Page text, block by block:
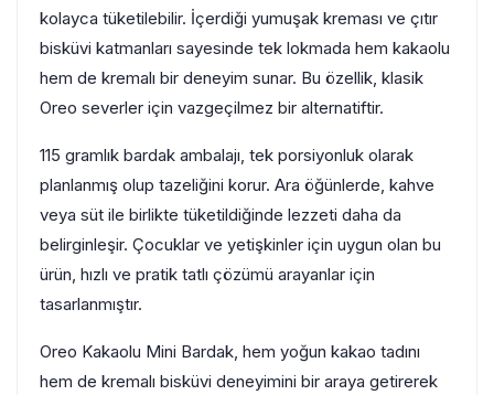
kolayca tüketilebilir. İçerdiği yumuşak kreması ve çıtır
bisküvi katmanları sayesinde tek lokmada hem kakaolu
hem de kremalı bir deneyim sunar. Bu özellik, klasik
Oreo severler için vazgeçilmez bir alternatiftir.
115 gramlık bardak ambalajı, tek porsiyonluk olarak
planlanmış olup tazeliğini korur. Ara öğünlerde, kahve
veya süt ile birlikte tüketildiğinde lezzeti daha da
belirginleşir. Çocuklar ve yetişkinler için uygun olan bu
ürün, hızlı ve pratik tatlı çözümü arayanlar için
tasarlanmıştır.
Oreo Kakaolu Mini Bardak, hem yoğun kakao tadını
hem de kremalı bisküvi deneyimini bir araya getirerek